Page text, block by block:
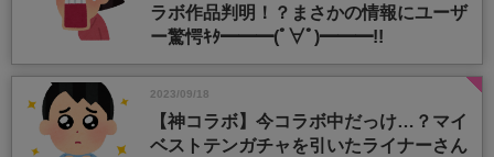
ラボ作品判明！？まさかの情報にユーザ
ー驚愕ｷﾀ━━━(ﾟ∀ﾟ)━━━!!
2023/09/18
【神コラボ】今コラボ中だっけ…？マイ
ベストテンガチャを引いたライナーさん